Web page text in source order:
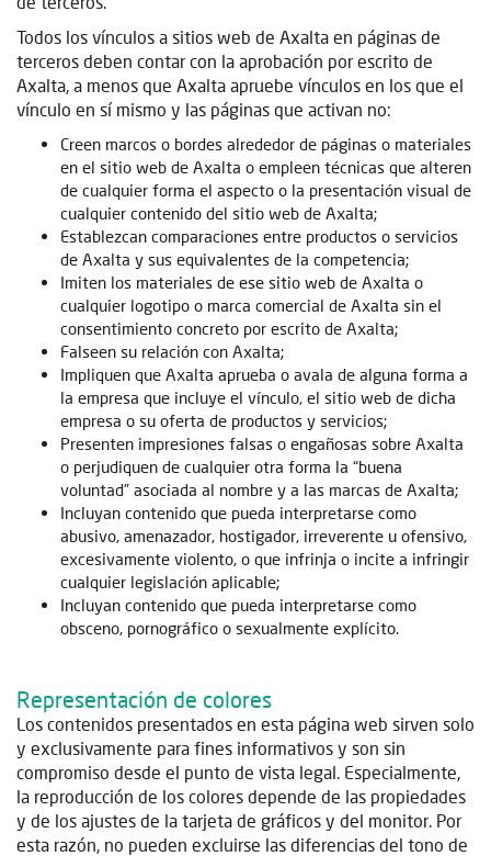
Todos los vínculos a sitios web de Axalta en páginas de
terceros deben contar con la aprobación por escrito de
Axalta, a menos que Axalta apruebe vínculos en los que el
vínculo en sí mismo y las páginas que activan no:
Creen marcos o bordes alrededor de páginas o materiales
en el sitio web de Axalta o empleen técnicas que alteren
de cualquier forma el aspecto o la presentación visual de
cualquier contenido del sitio web de Axalta;
Establezcan comparaciones entre productos o servicios
de Axalta y sus equivalentes de la competencia;
Imiten los materiales de ese sitio web de Axalta o
cualquier logotipo o marca comercial de Axalta sin el
consentimiento concreto por escrito de Axalta;
Falseen su relación con Axalta;
Impliquen que Axalta aprueba o avala de alguna forma a
la empresa que incluye el vínculo, el sitio web de dicha
empresa o su oferta de productos y servicios;
Presenten impresiones falsas o engañosas sobre Axalta
o perjudiquen de cualquier otra forma la “buena
voluntad” asociada al nombre y a las marcas de Axalta;
Incluyan contenido que pueda interpretarse como
abusivo, amenazador, hostigador, irreverente u ofensivo,
excesivamente violento, o que infrinja o incite a infringir
cualquier legislación aplicable;
Incluyan contenido que pueda interpretarse como
obsceno, pornográfico o sexualmente explícito.
Representación de colores
Los contenidos presentados en esta página web sirven solo
y exclusivamente para fines informativos y son sin
compromiso desde el punto de vista legal. Especialmente,
la reproducción de los colores depende de las propiedades
y de los ajustes de la tarjeta de gráficos y del monitor. Por
esta razón, no pueden excluirse las diferencias del tono de